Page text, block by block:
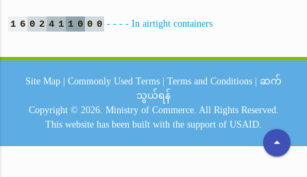
1 6 0 2 4 1 1 0 0 0 - - - - In airtight containers
arrow_drop_up
Site Map Commonly Used Terms Terms and Conditions
ဆက်
သွယ်ရန်
Copyright © 2026. Ministry of Commerce. All Rights Reserved.
This website has been built with the support of USAID.